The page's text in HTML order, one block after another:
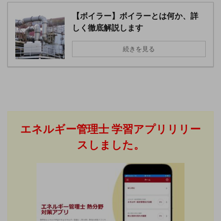
【ボイラー】ボイラーとは何か、詳
しく徹底解説します
続きを見る
エネルギー管理士学習アプリリリー
スしました。